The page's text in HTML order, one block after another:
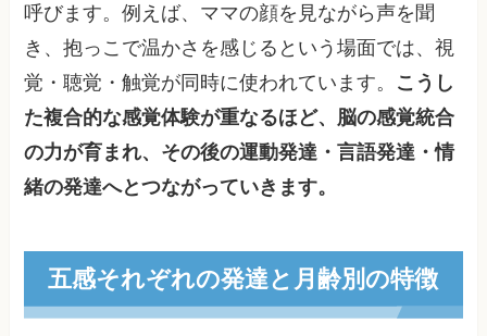
呼びます。例えば、ママの顔を見ながら声を聞
き、抱っこで温かさを感じるという場面では、視
覚・聴覚・触覚が同時に使われています。 こうし
た複合的な感覚体験が重なるほど、脳の感覚統合
の力が育まれ、その後の運動発達・言語発達・情
緒の発達へとつながっていきます。
五感それぞれの発達と月齢別の特徴